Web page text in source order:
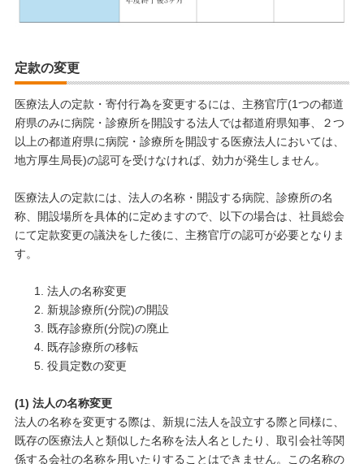
定款の変更
医療法人の定款・寄付行為を変更するには、主務官庁(1つの都道
府県のみに病院・診療所を開設する法人では都道府県知事、２つ
以上の都道府県に病院・診療所を開設する医療法人においては、
地方厚生局長)の認可を受けなければ、効力が発生しません。
医療法人の定款には、法人の名称・開設する病院、診療所の名
称、開設場所を具体的に定めますので、以下の場合は、社員総会
にて定款変更の議決をした後に、主務官庁の認可が必要となりま
す。
法人の名称変更
新規診療所(分院)の開設
既存診療所(分院)の廃止
既存診療所の移転
役員定数の変更
(1) 法人の名称変更
法人の名称を変更する際は、新規に法人を設立する際と同様に、
既存の医療法人と類似した名称を法人名としたり、取引会社等関
係する会社の名称を用いたりすることはできません。この名称の